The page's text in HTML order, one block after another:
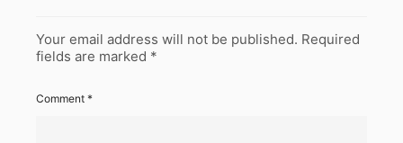
Your email address will not be published. Required
fields are marked *
Comment *